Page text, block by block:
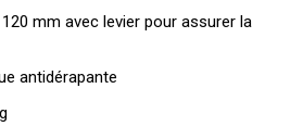
120 mm avec levier pour assurer la
antidérapante